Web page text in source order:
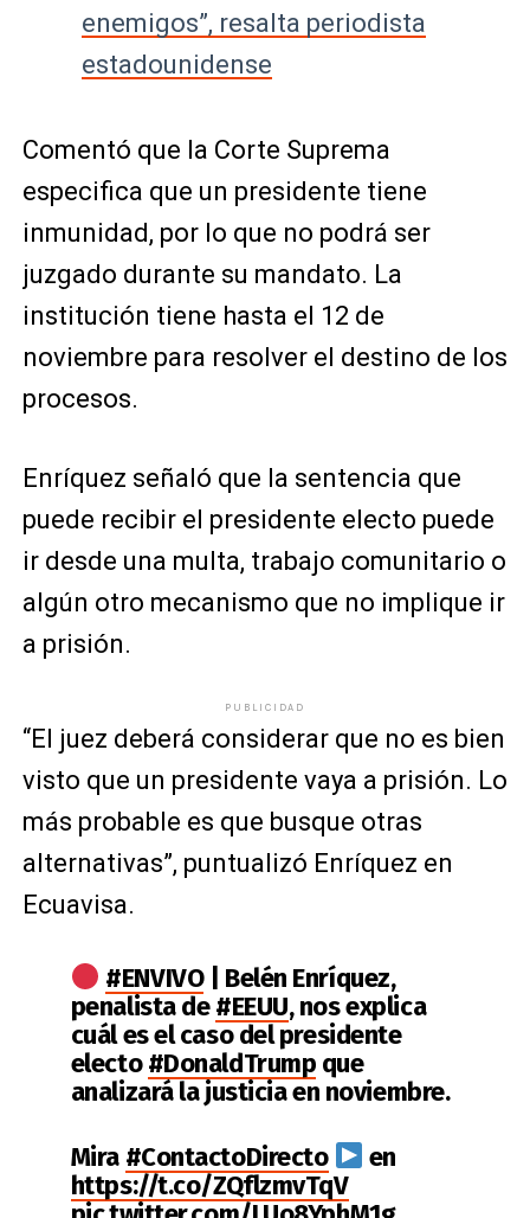
enemigos”, resalta periodista
estadounidense
Comentó que la Corte Suprema
especifica que un presidente tiene
inmunidad, por lo que no podrá ser
juzgado durante su mandato. La
institución tiene hasta el 12 de
noviembre para resolver el destino de los
procesos.
Enríquez señaló que la sentencia que
puede recibir el presidente electo puede
ir desde una multa, trabajo comunitario o
algún otro mecanismo que no implique ir
a prisión.
PUBLICIDAD
“El juez deberá considerar que no es bien
visto que un presidente vaya a prisión. Lo
más probable es que busque otras
alternativas”, puntualizó Enríquez en
Ecuavisa.
#ENVIVO| Belén Enríquez,
penalista de#EEUU, nos explica
cuál es el caso del presidente
electo#DonaldTrump que
analizará la justicia en noviembre.
Mira #ContactoDirecto
en
https://t.co/ZQflzmvTqV